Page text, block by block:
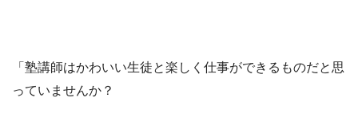
「塾講師はかわいい生徒と楽しく仕事ができるものだと思
っていませんか？